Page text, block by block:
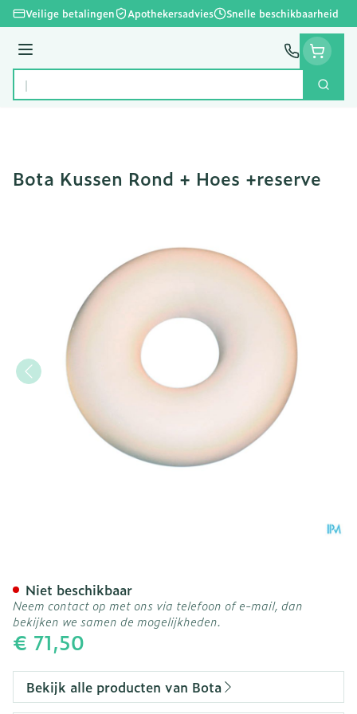
Ga naar de inhoud
Veilige betalingen Apothekersadvies Snelle beschikbaarheid
Menu
Product, merk, categorie...
Zoek
Bota Kussen Rond + Hoes +reserve
€ 71,50
Niet beschikbaar
Neem contact op met ons via telefoon of e-mail, dan
bekijken we samen de mogelijkheden.
Bekijk alle producten van Bota